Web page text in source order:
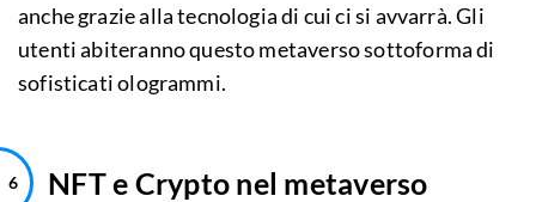
anche grazie alla tecnologia di cui ci si avvarrà. Gli
utenti abiteranno questo metaverso sottoforma di
sofisticati ologrammi.
NFT e Crypto nel metaverso